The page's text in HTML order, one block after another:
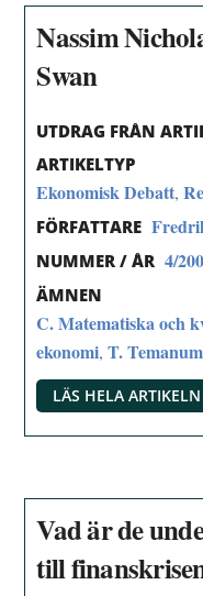
Nassim
Swan
UTDRAG FRÅN
ARTIKELTYP
Ekonomisk Debatt,
FÖRFATTARE
NUMMER / ÅR 4/
ÄMNEN
C. Matematiska och
ekonomi,T.
LÄS HELA ARTIKELN
Vad är de
till